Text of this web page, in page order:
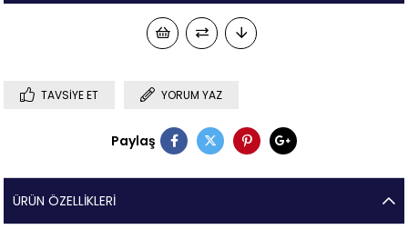
TAVSIYE ET YORUM YAZ
Paylaş
ÜRÜN ÖZELLIKLERI